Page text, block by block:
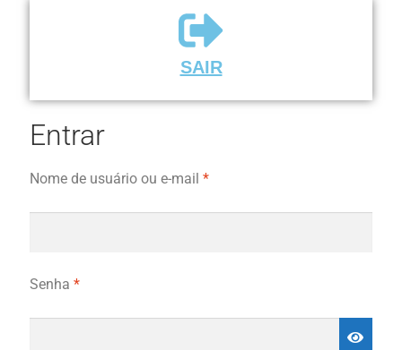
SAIR
Entrar
Nome de usuário ou e-mail *
Senha *